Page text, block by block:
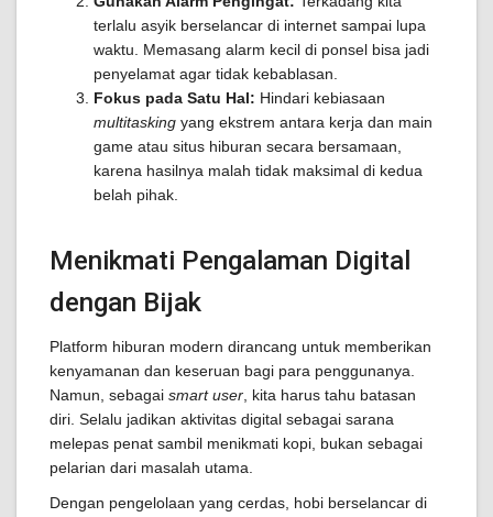
terlalu asyik berselancar di internet sampai lupa
waktu. Memasang alarm kecil di ponsel bisa jadi
penyelamat agar tidak kebablasan.
Fokus pada Satu Hal: Hindari kebiasaan
multitasking yang ekstrem antara kerja dan main
game atau situs hiburan secara bersamaan,
karena hasilnya malah tidak maksimal di kedua
belah pihak.
Menikmati Pengalaman Digital
dengan Bijak
Platform hiburan modern dirancang untuk memberikan
kenyamanan dan keseruan bagi para penggunanya.
Namun, sebagai smart user , kita harus tahu batasan
diri. Selalu jadikan aktivitas digital sebagai sarana
melepas penat sambil menikmati kopi, bukan sebagai
pelarian dari masalah utama.
Dengan pengelolaan yang cerdas, hobi berselancar di